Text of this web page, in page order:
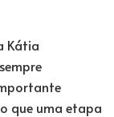
Kátia
que uma etapa